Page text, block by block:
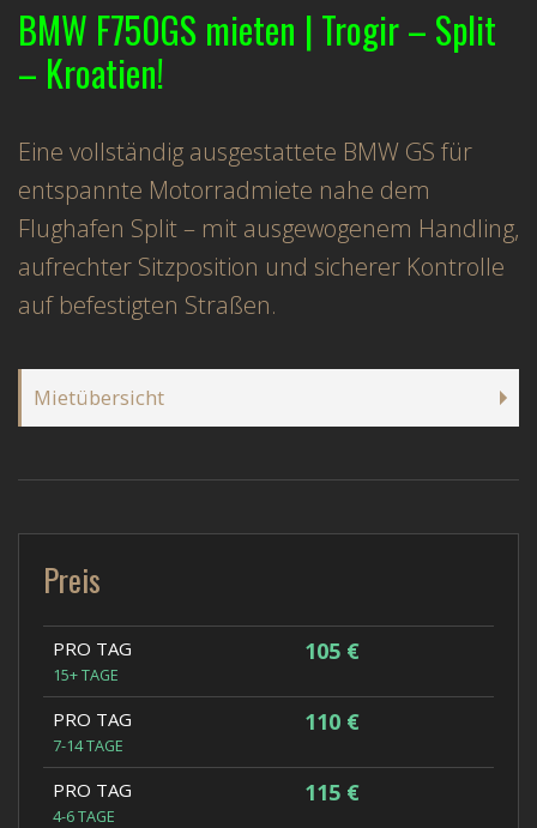
BMW F750GS mieten | Trogir – Split
– Kroatien!
Eine vollständig ausgestattete BMW GS für
entspannte Motorradmiete nahe dem
Flughafen Split – mit ausgewogenem Handling,
aufrechter Sitzposition und sicherer Kontrolle
auf befestigten Straßen.
Mietübersicht
Preis
PRO TAG
15+ TAGE
105 €
PRO TAG
7-14 TAGE
110 €
PRO TAG
4-6 TAGE
115 €